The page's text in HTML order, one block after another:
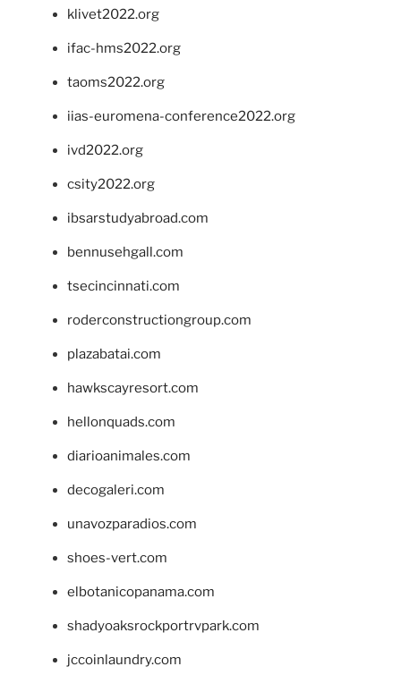
klivet2022.org
ifac-hms2022.org
taoms2022.org
iias-euromena-conference2022.org
ivd2022.org
csity2022.org
ibsarstudyabroad.com
bennusehgall.com
tsecincinnati.com
roderconstructiongroup.com
plazabatai.com
hawkscayresort.com
hellonquads.com
diarioanimales.com
decogaleri.com
unavozparadios.com
shoes-vert.com
elbotanicopanama.com
shadyoaksrockportrvpark.com
jccoinlaundry.com